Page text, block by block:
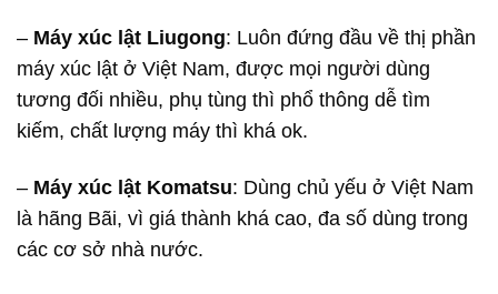
– Máy xúc lật Liugong: Luôn đứng đầu về thị phần
máy xúc lật ở Việt Nam, được mọi người dùng
tương đối nhiều, phụ tùng thì phổ thông dễ tìm
kiếm, chất lượng máy thì khá ok.
– Máy xúc lật Komatsu: Dùng chủ yếu ở Việt Nam
là hãng Bãi, vì giá thành khá cao, đa số dùng trong
các cơ sở nhà nước.